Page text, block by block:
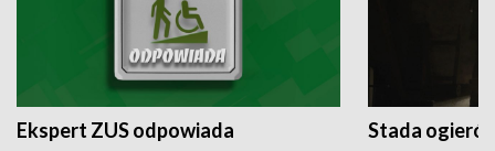
Ekspert ZUS odpowiada Stada